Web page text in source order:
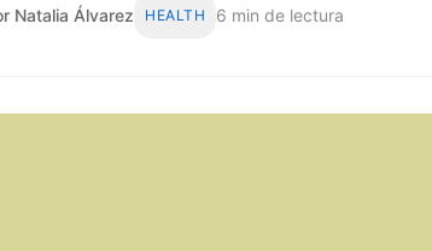
Natalia Álvarez HEALTH 6 min de lectura